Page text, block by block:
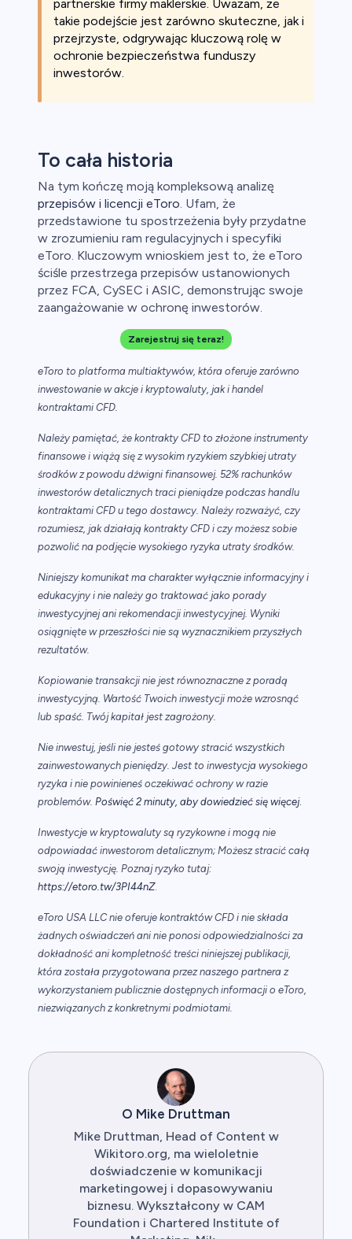
partnerskie firmy maklerskie. Uważam, że
takie podejście jest zarówno skuteczne, jak i
przejrzyste, odgrywając kluczową rolę w
ochronie bezpieczeństwa funduszy
inwestorów.
To cała historia
Na tym kończę moją kompleksową analizę
przepisów i licencji eToro. Ufam, że
przedstawione tu spostrzeżenia były przydatne
w zrozumieniu ram regulacyjnych i specyfiki
eToro. Kluczowym wnioskiem jest to, że eToro
ściśle przestrzega przepisów ustanowionych
przez FCA, CySEC i ASIC, demonstrując swoje
zaangażowanie w ochronę inwestorów.
Zarejestruj się teraz!
eToro to platforma multiaktywów, która oferuje zarówno
inwestowanie w akcje i kryptowaluty, jak i handel
kontraktami CFD.
Należy pamiętać, że kontrakty CFD to złożone instrumenty
finansowe i wiążą się z wysokim ryzykiem szybkiej utraty
środków z powodu dźwigni finansowej. 52% rachunków
inwestorów detalicznych traci pieniądze podczas handlu
kontraktami CFD u tego dostawcy. Należy rozważyć, czy
rozumiesz, jak działają kontrakty CFD i czy możesz sobie
pozwolić na podjęcie wysokiego ryzyka utraty środków.
Niniejszy komunikat ma charakter wyłącznie informacyjny i
edukacyjny i nie należy go traktować jako porady
inwestycyjnej ani rekomendacji inwestycyjnej. Wyniki
osiągnięte w przeszłości nie są wyznacznikiem przyszłych
rezultatów.
Kopiowanie transakcji nie jest równoznaczne z poradą
inwestycyjną. Wartość Twoich inwestycji może wzrosnąć
lub spaść. Twój kapitał jest zagrożony.
Nie inwestuj, jeśli nie jesteś gotowy stracić wszystkich
zainwestowanych pieniędzy. Jest to inwestycja wysokiego
ryzyka i nie powinieneś oczekiwać ochrony w razie
problemów. Poświęć 2 minuty, aby dowiedzieć się więcej.
Inwestycje w kryptowaluty są ryzykowne i mogą nie
odpowiadać inwestorom detalicznym; Możesz stracić całą
swoją inwestycję. Poznaj ryzyko tutaj:
https://etoro.tw/3PI44nZ.
eToro USA LLC nie oferuje kontraktów CFD i nie składa
żadnych oświadczeń ani nie ponosi odpowiedzialności za
dokładność ani kompletność treści niniejszej publikacji,
która została przygotowana przez naszego partnera z
wykorzystaniem publicznie dostępnych informacji o eToro,
niezwiązanych z konkretnymi podmiotami.
O Mike Druttman
Mike Druttman, Head of Content w
Wikitoro.org, ma wieloletnie
doświadczenie w komunikacji
marketingowej i dopasowywaniu
biznesu. Wykształcony w CAM
Foundation i Chartered Institute of